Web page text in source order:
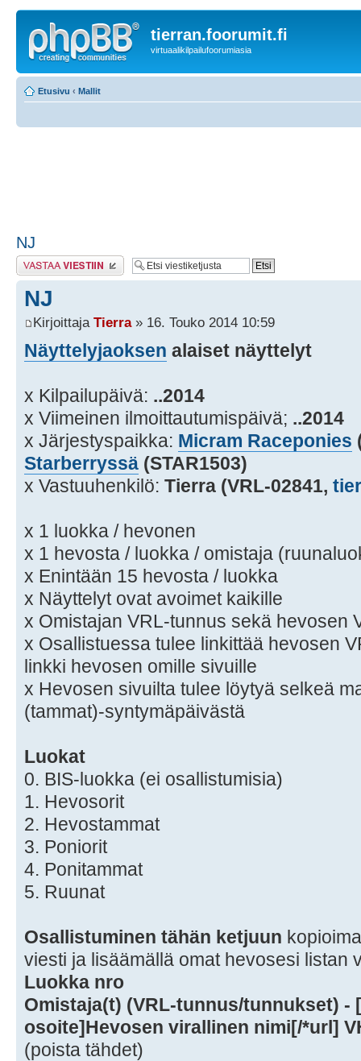
tierran.foorumit.fi
virtuaalikilpailufoorumiasia
Etusivu ‹ Mallit
NJ
Lähetä vastaus
NJ
Kirjoittaja Tierra» 16. Touko 2014 10:59
Näyttelyjaoksen alaiset näyttelyt
x Kilpailupäivä: ..2014
x Viimeinen ilmoittautumispäivä; ..2014
x Järjestyspaikka: Micram Raceponies
Starberryssä (STAR1503)
x Vastuuhenkilö: Tierra (VRL-02841,
x 1 luokka / hevonen
x 1 hevosta / luokka / omistaja
x Enintään 15 hevosta / luokka
x Näyttelyt ovat avoimet kaikille
x Omistajan VRL-tunnus sekä hevosen
x Osallistuessa tulee linkittää hevosen
linkki hevosen omille sivuille
x Hevosen sivuilta tulee löytyä selkeä
(tammat)-syntymäpäivästä
Luokat
0. BIS-luokka (ei osallistumisia)
1. Hevosorit
2. Hevostammat
3. Poniorit
4. Ponitammat
5. Ruunat
Osallistuminen tähän ketjuun
viesti ja lisäämällä omat hevosesi listan
Luokka nro
Omistaja(t) (VRL-tunnus/tunnukset)
osoite]Hevosen virallinen nimi[/*url]
(poista tähdet)